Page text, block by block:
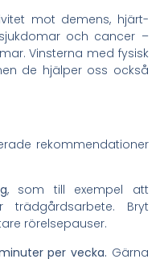
mot demens, hjärt-
och cancer –
Vinsterna med fysisk
de hjälper oss också
rekommendationer
, som till exempel att
trädgårdsarbete. Bryt
rörelsepauser.
per vecka. Gärna